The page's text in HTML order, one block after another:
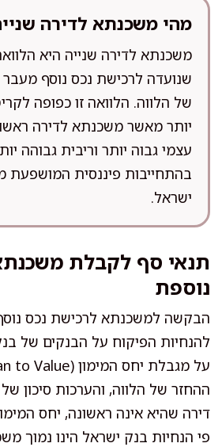
מהי משכנתא לדירה
משכנתא לדירה שנייה היא
שנועדה לרכישת נכס נוסף
של הלווה. הלוואה זו כפופה
יותר מאשר משכנתא לדירה
עצמי גבוה יותר וריבית גבוהה
בהתחייבות פיננסית המושפעת
ישראל.
תנאי סף לקבלת
נוספת
הבקשה למשכנתא לרכישת נכס
להנחיות הפיקוח על הבנקים של
ההחזר של הלווה, והערכות סיכון
דירה שהיא אינה ראשונה, יחס
פי הנחיות בנק ישראל הינו נמוך